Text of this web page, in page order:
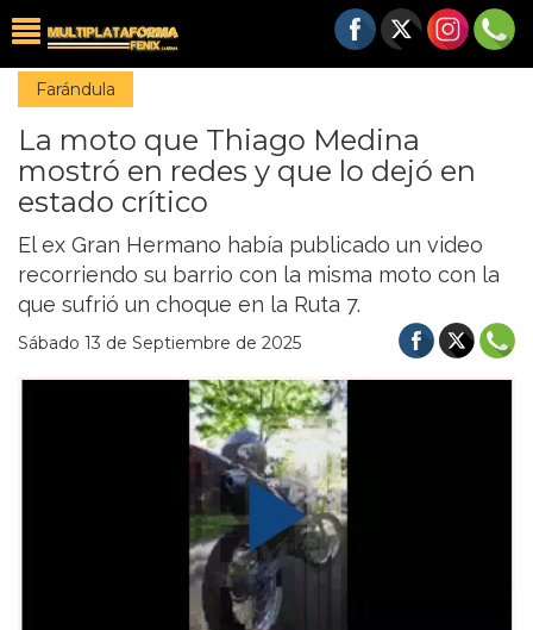
Farándula
La moto que Thiago Medina
mostró en redes y que lo dejó en
estado crítico
El ex Gran Hermano había publicado un video
recorriendo su barrio con la misma moto con la
que sufrió un choque en la Ruta 7.
Sábado 13 de Septiembre de 2025